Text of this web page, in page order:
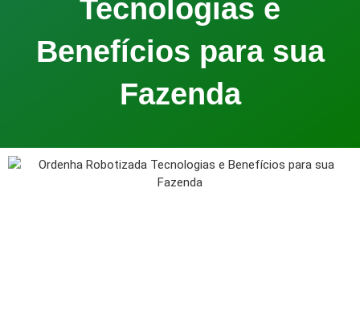
Tecnologias e
Benefícios para sua
Fazenda